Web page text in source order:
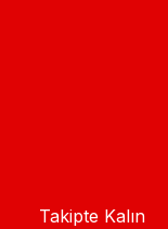
Takipte Kalın